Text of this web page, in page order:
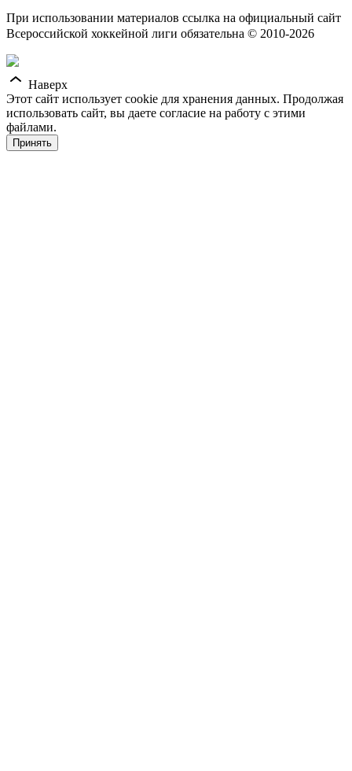
При использовании материалов ссылка на официальный сайт
Всероссийской хоккейной лиги обязательна © 2010-2026
Наверх
Этот сайт использует cookie для хранения данных. Продолжая
использовать сайт, вы даете согласие на работу с этими
файлами.
Принять